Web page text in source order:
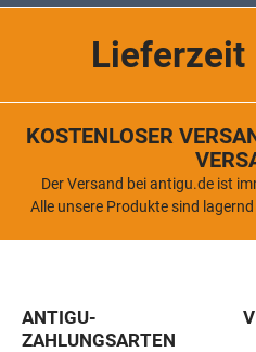
Lieferzeit
KOSTENLOSER
Der Versand bei antigu.de ist
Alle unsere Produkte sind
ANTIGU-
ZAHLUNGSARTEN